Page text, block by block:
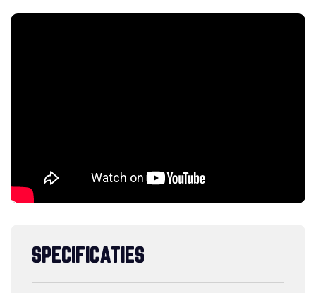
SPECIFICATIES